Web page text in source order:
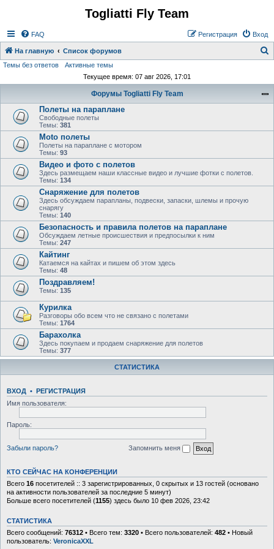
Togliatti Fly Team
FAQ Вход
Регистрация
На главную Список форумов
Темы без ответов
Активные темы
Текущее время: 07 авг 2026, 17:01
Форумы Togliatti Fly Team
Полеты на параплане
Свободные полеты
Темы: 381
Moto полеты
Полеты на параплане с мотором
Темы: 93
Видео и фото с полетов
Здесь размещаем наши классные видео и лучшие фотки с полетов.
Темы: 134
Снаряжение для полетов
Здесь обсуждаем парапланы, подвески, запаски, шлемы и прочую
снарягу
Темы: 140
Безопасность и правила полетов на параплане
Обсуждаем летные происшествия и предпосылки к ним
Темы: 247
Кайтинг
Катаемся на кайтах и пишем об этом здесь
Темы: 48
Поздравляем!
Темы: 135
Курилка
Разговоры обо всем что не связано с полетами
Темы: 1764
Барахолка
Здесь покупаем и продаем снаряжение для полетов
Темы: 377
СТАТИСТИКА
ВХОД • РЕГИСТРАЦИЯ
Имя пользователя:
Пароль:
Забыли пароль? Запомнить меня
КТО СЕЙЧАС НА КОНФЕРЕНЦИИ
Всего 16 посетителей :: 3 зарегистрированных, 0 скрытых и 13 гостей (основано
на активности пользователей за последние 5 минут)
Больше всего посетителей (1155) здесь было 10 фев 2026, 23:42
СТАТИСТИКА
Всего сообщений: 76312 • Всего тем: 3320 • Всего пользователей: 482 • Новый
пользователь: VeronicaXXL